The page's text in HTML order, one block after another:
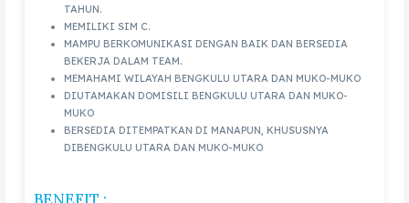
TAHUN.
MEMILIKI SIM C.
MAMPU BERKOMUNIKASI DENGAN BAIK DAN BERSEDIA
BEKERJA DALAM TEAM.
MEMAHAMI WILAYAH BENGKULU UTARA DAN MUKO-MUKO
DIUTAMAKAN DOMISILI BENGKULU UTARA DAN MUKO-
MUKO
BERSEDIA DITEMPATKAN DI MANAPUN, KHUSUSNYA
DIBENGKULU UTARA DAN MUKO-MUKO